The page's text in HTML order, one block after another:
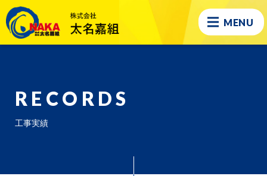
MENU
RECORDS
工事実績